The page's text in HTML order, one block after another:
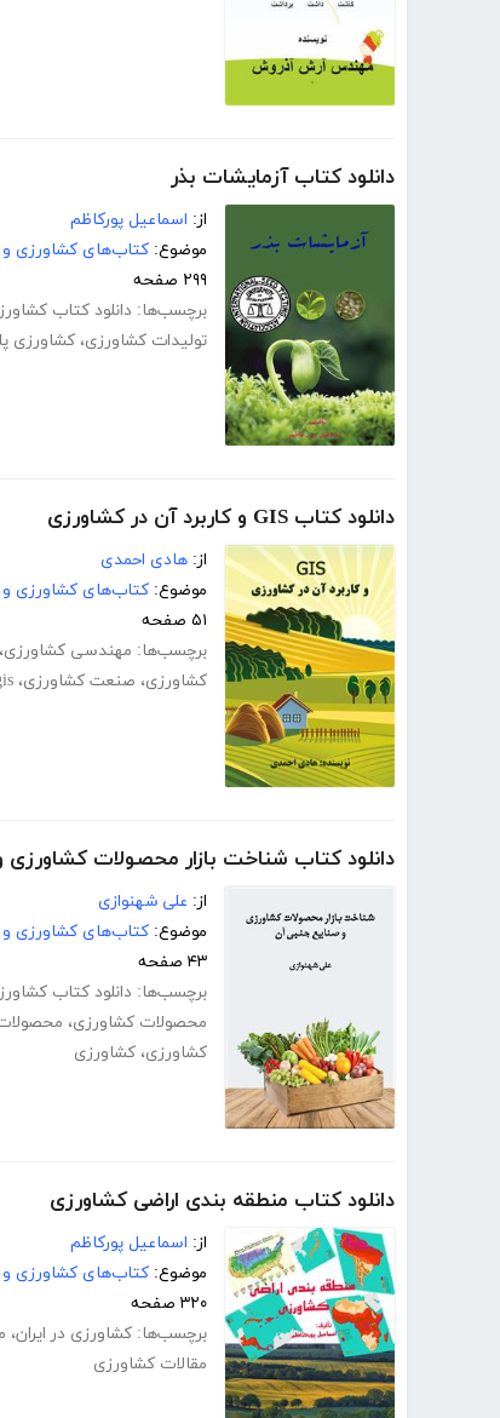
دانلود کتاب آزمایشات بذر
از: اسماعیل پورکاظم
موضوع: کتاب‌های کشاورزی و
۲۹۹ صفحه
برچسب‌ها: دانلود کتاب
تولیدات کشاورزی، کشاورزی
دانلود کتاب GIS و کاربرد آن در کشاورزی
از: هادی احمدی
موضوع: کتاب‌های کشاورزی و
۵۱ صفحه
برچسب‌ها: مهندسی کشاورزی،
کشاورزی، صنعت کشاورزی،
دانلود کتاب شناخت بازار محصولات
از: علی شهنوازی
موضوع: کتاب‌های کشاورزی و
۴۳ صفحه
برچسب‌ها: دانلود کتاب
محصولات کشاورزی،
کشاورزی، کشاورزی
دانلود کتاب منطقه بندی اراضی کشاورزی
از: اسماعیل پورکاظم
موضوع: کتاب‌های کشاورزی و
۳۲۰ صفحه
برچسب‌ها: کشاورزی در ایران،
مقالات کشاورزی